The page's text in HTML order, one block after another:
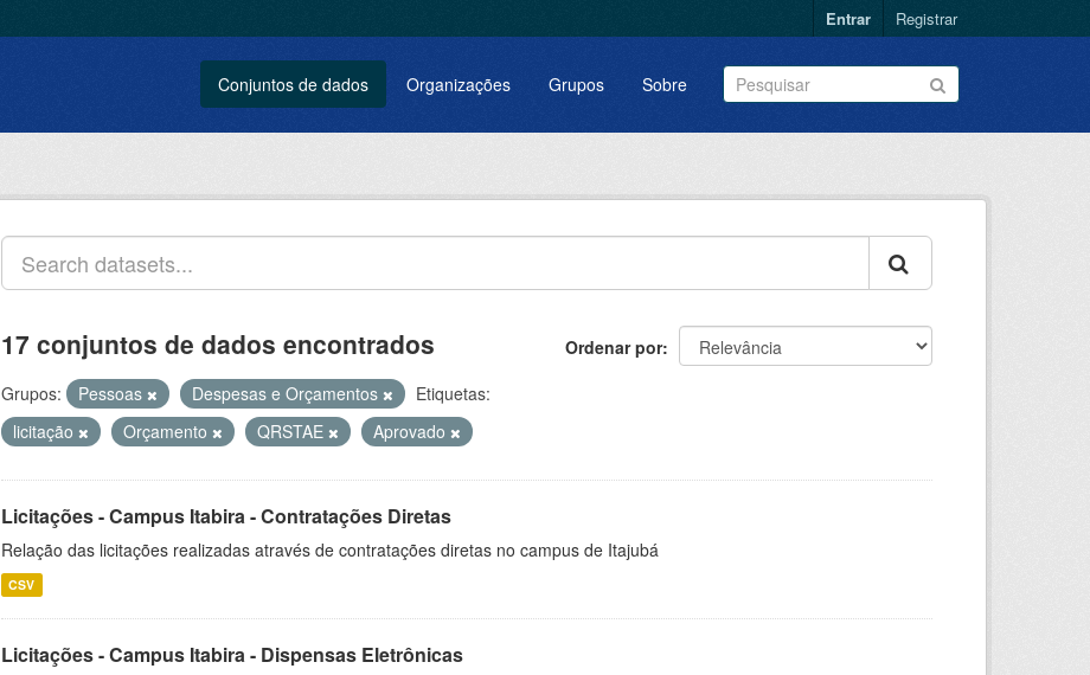
Entrar Registrar
Conjuntos de dados Organizações Grupos Sobre
Ordenar por
17 conjuntos de dados encontrados
Grupos: Pessoas Despesas e Orçamentos
Etiquetas:
licitação
Orçamento QRSTAE Aprovado
Licitações - Campus Itabira - Contratações Diretas
Relação das licitações realizadas através de contratações diretas no campus de Itajubá
CSV
Licitações - Campus Itabira - Dispensas Eletrônicas